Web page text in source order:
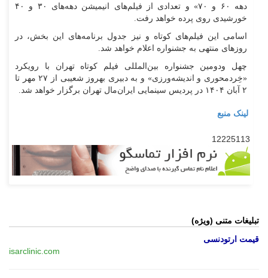
دهه ۶۰ و ۷۰» و تعدادی از فیلم‌های انیمیشن دهه‌های ۳۰ و ۴۰
خورشیدی روی پرده خواهد رفت.
اسامی این فیلم‌های کوتاه و نیز جدول برنامه‌های‌ این بخش، در
روزهای منتهی به جشنواره اعلام خواهد شد.
چهل ‌و‌دومین جشنواره بین‌المللی فیلم کوتاه تهران با رویکرد
«خِردمحوری و اندیشه‌ورزی» و به دبیری بهروز شعیبی از ۲۷ مهر تا
۲ آبان‌ ۱۴۰۴ در پردیس سینمایی ایران‌مال تهران برگزار خواهد شد.
لینک منبع
12225113
تبلیغات متنی (ویژه)
قیمت ارتودنسی
isarclinic.com